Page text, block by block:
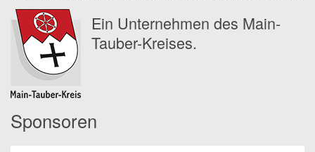
Ein Unternehmen des Main-
Tauber-Kreises.
Sponsoren